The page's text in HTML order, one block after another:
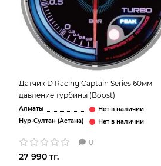
Датчик D Racing Captain Series 60мм
давление турбины (Boost)
Алматы
Нур-Султан (Астана)
0
27 990 тг.